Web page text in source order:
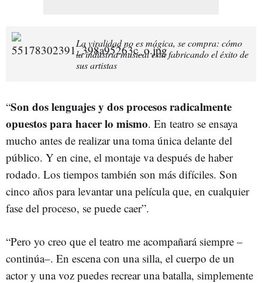
La viralidad no es mágica, se compra: cómo
la industria musical está fabricando el éxito de
sus artistas
“Son dos lenguajes y dos procesos radicalmente
opuestos para hacer lo mismo. En teatro se ensaya
mucho antes de realizar una toma única delante del
público. Y en cine, el montaje va después de haber
rodado. Los tiempos también son más difíciles. Son
cinco años para levantar una película que, en cualquier
fase del proceso, se puede caer”.
“Pero yo creo que el teatro me acompañará siempre –
continúa–. En escena con una silla, el cuerpo de un
actor y una voz puedes recrear una batalla, simplemente